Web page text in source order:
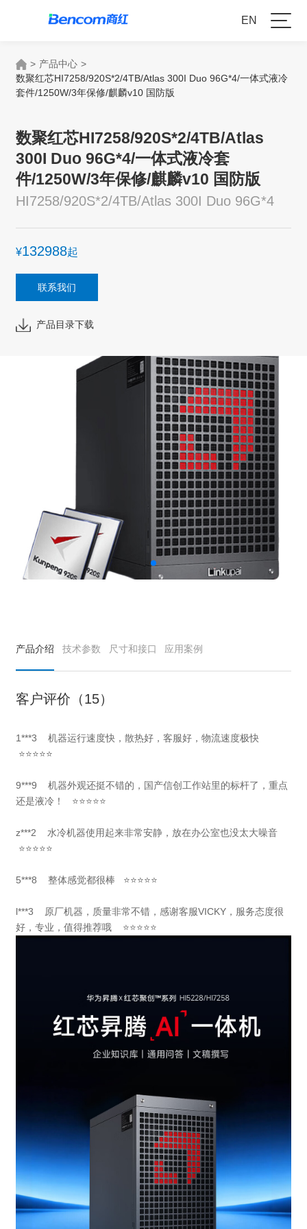
EN
> 产品中心 >
数聚红芯HI7258/920S*2/4TB/Atlas 300I Duo 96G*4/一体式液冷
套件/1250W/3年保修/麒麟v10 国防版
数聚红芯HI7258/920S*2/4TB/Atlas
300I Duo 96G*4/一体式液冷套
件/1250W/3年保修/麒麟v10 国防版
HI7258/920S*2/4TB/Atlas 300I Duo 96G*4
¥132988起
联系我们
产品目录下载
产品介绍 技术参数 尺寸和接口 应用案例
客户评价（15）
1***3
机器运行速度快，散热好，客服好，物流速度极快
⭐⭐⭐⭐⭐
9***9
机器外观还挺不错的，国产信创工作站里的标杆了，重点
还是液冷！
⭐⭐⭐⭐⭐
z***2 水冷机器使用起来非常安静，放在办公室也没太大噪音
⭐⭐⭐⭐⭐
5***8 整体感觉都很棒 ⭐⭐⭐⭐⭐
l***3 原厂机器，质量非常不错，感谢客服VICKY，服务态度很
好，专业，值得推荐哦 ⭐⭐⭐⭐⭐